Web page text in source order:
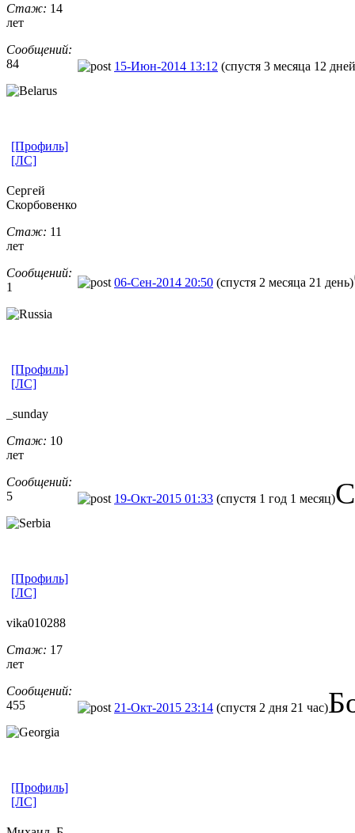
Стаж: 14
лет
Сообщений:
84
15-Июн-2014 13:12 (спустя 3 месяца 12
[Профиль]
[ЛС]
Сергей
Скорбовенко
Стаж: 11
лет
Сообщений:
1
06-Сен-2014 20:50 (спустя 2 месяца 21 день)
[Профиль]
[ЛС]
_sunday
Стаж: 10
лет
Сообщений:
5
19-Окт-2015 01:33 (спустя 1 год 1 месяц)
[Профиль]
[ЛС]
vika010288
Стаж: 17
лет
Сообщений:
455
21-Окт-2015 23:14 (спустя 2 дня 21 час)
[Профиль]
[ЛС]